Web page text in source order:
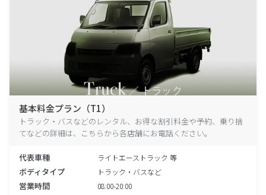
基本料金プラン（T1）
トラック・バスなどのレンタル、お得な割引料金や予約、乗り捨
てなどの詳細は、こちらから各店舗にお電話ください。
代表車種 ライトエーストラック 等
ボディタイプ トラック・バスなど
営業時間 08:00-20:00